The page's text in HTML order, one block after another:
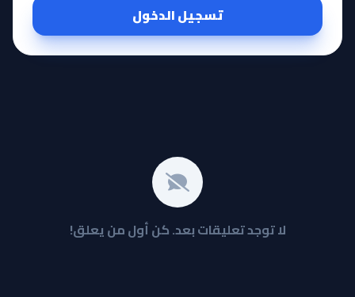
تسجيل الدخول
لا توجد تعليقات بعد. كن أول من يعلق!